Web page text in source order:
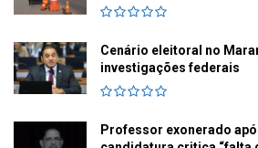
Cenário eleitoral no
investigações federais
Professor exonerado